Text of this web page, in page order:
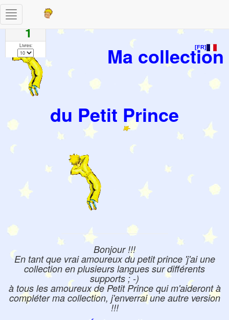
[FR]
Ma collection
du Petit Prince
Bonjour !!!
En tant que vrai amoureux du petit prince 'j'ai une
collection en plusieurs langues sur différents
supports ; -)
à tous les amoureux de Petit Prince qui m'aideront à
compléter ma collection, j'enverrai une autre version
!!!
Toggle
navigation
Pages
1
Livres: